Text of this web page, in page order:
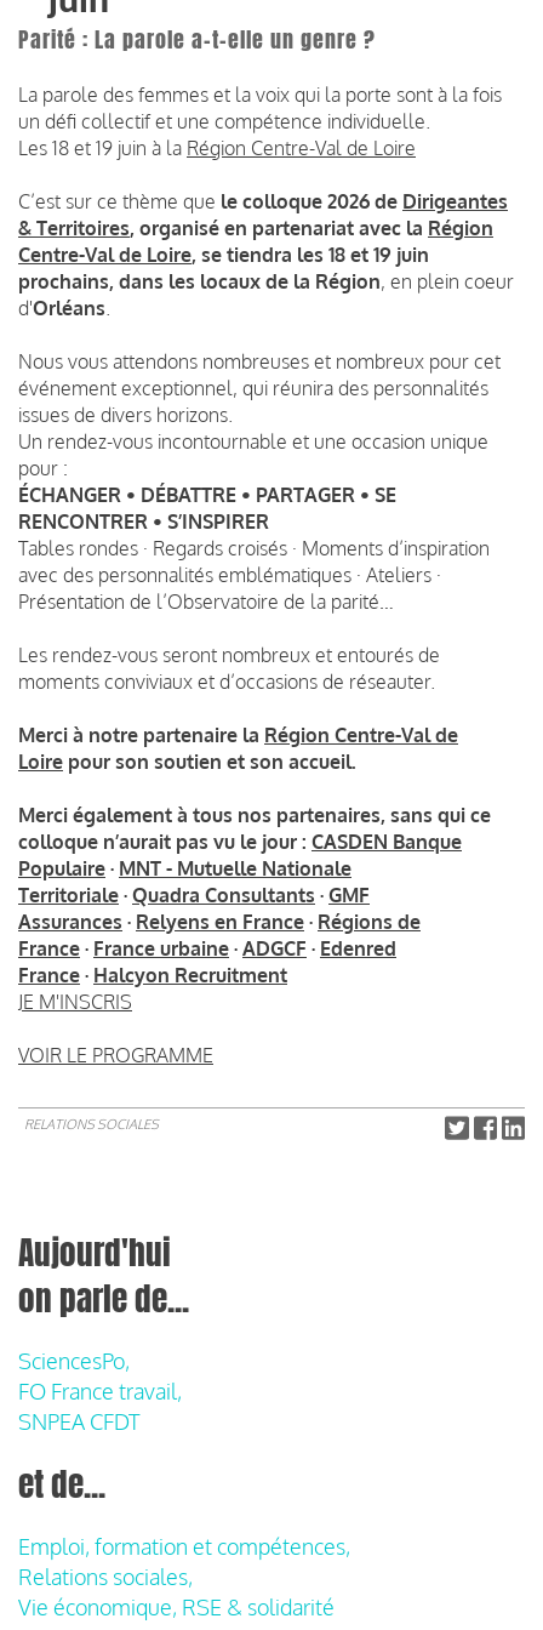
Parité : La parole a-t-elle un genre ?
La parole des femmes et la voix qui la porte sont à la fois
un défi collectif et une compétence individuelle.
Les 18 et 19 juin à la Région Centre-Val de Loire
C’est sur ce thème que le colloque 2026 de Dirigeantes
& Territoires, organisé en partenariat avec la Région
Centre-Val de Loire, se tiendra les 18 et 19 juin
prochains, dans les locaux de la Région, en plein coeur
d'Orléans
Nous vous attendons nombreuses et nombreux pour cet
événement exceptionnel, qui réunira des personnalités
issues de divers horizons.
Un rendez-vous incontournable et une occasion unique
pour :
ÉCHANGER • DÉBATTRE • PARTAGER • SE
RENCONTRER • S’INSPIRER
Tables rondes · Regards croisés · Moments d’inspiration
avec des personnalités emblématiques · Ateliers ·
Présentation de l’Observatoire de la parité…
Les rendez-vous seront nombreux et entourés de
moments conviviaux et d’occasions de réseauter.
Merci à notre partenaire la Région Centre-Val de
Loire pour son soutien et son accueil.
Merci également à tous nos partenaires, sans qui ce
colloque n’aurait pas vu le jour : CASDEN Banque
Populaire · MNT - Mutuelle Nationale
Territoriale · Quadra Consultants · GMF
Assurances · Relyens en France · Régions de
France · France urbaine · ADGCF · Edenred
France · Halcyon Recruitment
JE M'INSCRIS
VOIR LE PROGRAMME
RELATIONS SOCIALES
Aujourd'hui
on parle de...
SciencesPo,
FO France travail,
SNPEA CFDT
et de...
Emploi, formation et compétences,
Relations sociales,
Vie économique, RSE & solidarité